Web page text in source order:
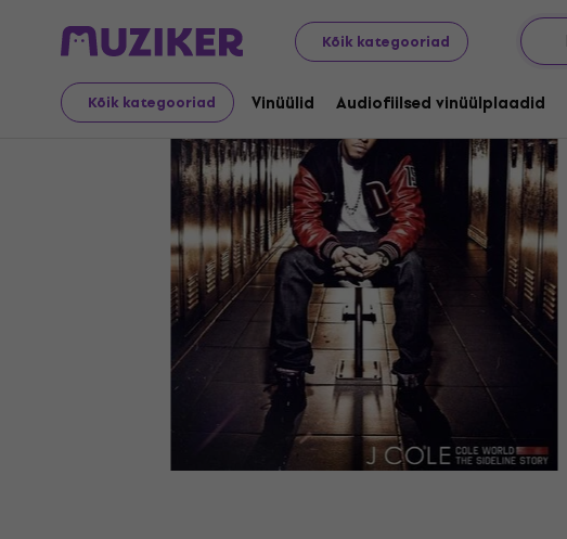
Kõik kategooriad
Kõik kategooriad Vinüülid Audiofiilsed vinüülplaadid
LP plaadid ja CD-d
Vinüülid